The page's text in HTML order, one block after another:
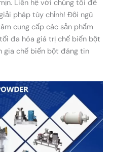
Liên hệ với chúng tôi để
pháp tùy chỉnh! Đội ngũ
cung cấp các sản phẩm
đa hóa giá trị chế biến bột
gia chế biến bột đáng tin